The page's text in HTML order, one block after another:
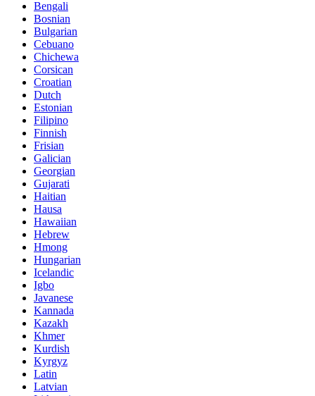
Bengali
Bosnian
Bulgarian
Cebuano
Chichewa
Corsican
Croatian
Dutch
Estonian
Filipino
Finnish
Frisian
Galician
Georgian
Gujarati
Haitian
Hausa
Hawaiian
Hebrew
Hmong
Hungarian
Icelandic
Igbo
Javanese
Kannada
Kazakh
Khmer
Kurdish
Kyrgyz
Latin
Latvian